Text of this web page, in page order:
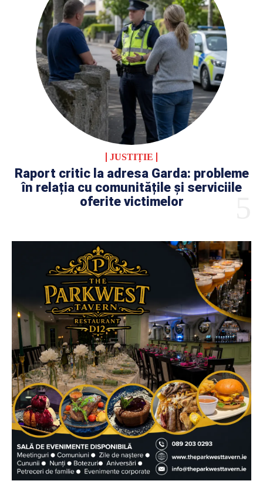
JUSTIȚIE
Raport critic la adresa Garda: probleme
în relația cu comunitățile și serviciile
oferite victimelor